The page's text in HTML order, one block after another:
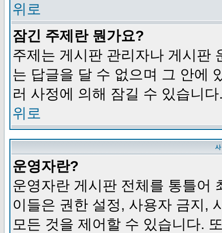
위로
잠긴 주제란 뭔가요?
주제는 게시판 관리자나 게시판
는 답글을 달 수 없으며 그 안에
러 사정에 의해 잠길 수 있습니다
위로
운영자란?
운영자란 게시판 전체를 통틀어
이들은 권한 설정, 사용자 금지,
모든 것을 제어할 수 있습니다.